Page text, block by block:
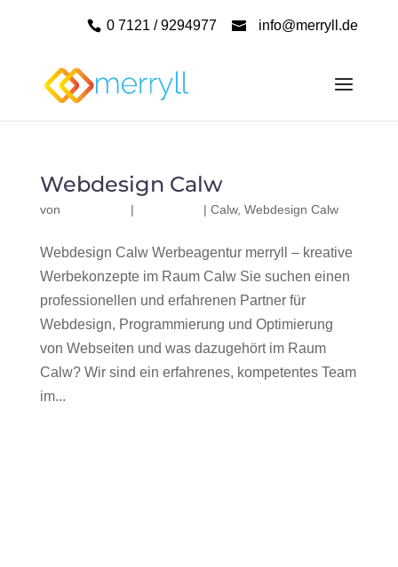
0 7121 / 9294977 info@merryll.de
Webdesign Calw
von | | Calw, Webdesign Calw
Webdesign Calw Werbeagentur merryll – kreative
Werbekonzepte im Raum Calw Sie suchen einen
professionellen und erfahrenen Partner für
Webdesign, Programmierung und Optimierung
von Webseiten und was dazugehört im Raum
Calw? Wir sind ein erfahrenes, kompetentes Team
im...